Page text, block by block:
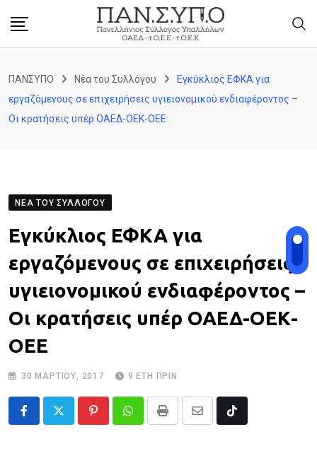
ΠΑΝΣΥΠΟ Νέα του Συλλόγου
Εγκύκλιος ΕΦΚΑ για
εργαζόμενους σε επιχειρήσεις υγιειονομικού ενδιαφέροντος –
Οι κρατήσεις υπέρ ΟΑΕΔ-ΟΕΚ-ΟΕΕ
ΝΈΑ ΤΟΥ ΣΥΛΛΌΓΟΥ
Εγκύκλιος ΕΦΚΑ για
εργαζόμενους σε επιχειρήσεις
υγιειονομικού ενδιαφέροντος –
Οι κρατήσεις υπέρ ΟΑΕΔ-ΟΕΚ-
ΟΕΕ
30 ΜΑΡΤΊΟΥ, 2017 9 ΈΤΗ ΠΡΙΝ
PinterestWhatsappPrint
Share
Tiktok